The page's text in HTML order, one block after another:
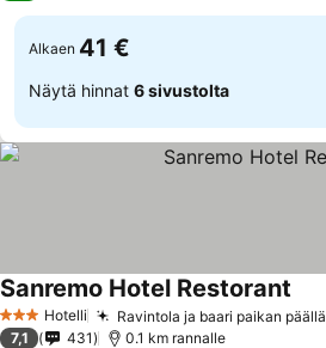
Alkaen 41 €
Näytä hinnat 6 sivustolta
3 Tähtiluokitus
Hotelli Ravintola ja baari paikan päällä
Sanremo Hotel Restorant
7,1 431 0.1 km rannalle